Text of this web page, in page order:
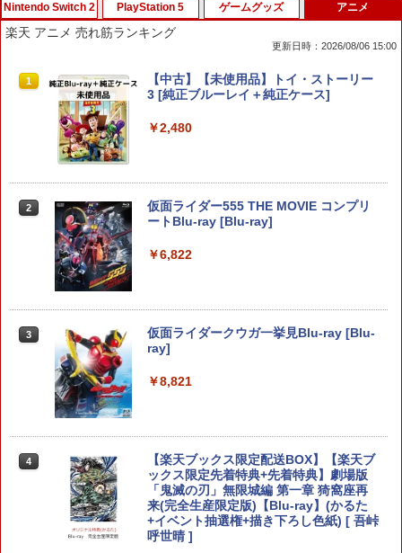
1
スプラトゥーン レイダース|オンライン
コード版
￥5,832
￥6,455
￥55,603
ニンテンドープリペイド番号 9000円|オ
￥9,000
ニンテンドープリペイド番号 5000円|オ
ンラインコード版
1
PlayStation 5 デジタル・エディション
日本語専用 Console Language: Japan
ese only (CFI-2200B01)
￥55,000
￥7,286
￥11,849
【純正品】DualSense ワイヤレスコン
￥10,737
【純正品】DualSense ワイヤレスコン
トローラー(CFI-ZCT2J)
1
Xbox プリペイドカード 10,000円 デジ
タルコード 【旧 Xbox ギフトカード】
￥10,000
ンラインコード]
￥1,000
￥8,300
Xbox プリペイドカード 5,000円 デジタ
￥5,000
【純正品】Xbox ワイヤレス コントロー
ラー (ロボット ホワイト)
1
劇場版「鬼滅の刃」無限城編 第一章 猗
窩座再来 通常版 [Blu-ray]
￥3,964
￥8,589
劇場版「鬼滅の刃」無限城編 第一章 猗
窩座再来 完全生産限定版 [DVD]
Nintendo Switch 2
1
任天堂 【Switch2】スプラトゥーン レイ
ダース [BEE-P-AADLA NSW2 スプラト
2
【特典】Nintendo Switch 2 ファイナル
ファンタジー レゾナンス[スクウェア・
3
【特典】ドラゴンクエストI＆II Switch
2版(40周年スライムアクリルチャーム)
￥6,986
4
＼20%クーポン利用／【Switch1/2代対
応】EasySMX Switch 2 コントローラー
無線接続NFC マクロ編集 繰り返し Swit
ch コントローラー 磁気式交換可能 Easy
SMX S10フェイスプレート スイッチ HD
振動 スリープ解除 プロコン 1200mAh T
MR ジョイスティックゲーム コントロー
PlayStation 5
1
【大容量】SILENT HILL f PS5対応 LIP1
708 互換 バッテリー【PSE基準検品】ワ
ジャパン アストロボット Destiny 2
【SALE・大幅値下げ・新品・未開封
スト投函】 ※特典付属なし ※セール品
【SALE・大幅値下げ・新品・未開封
￥2,900
SONY ソニー PS5 バイオハザード RE:4
ゲームグッズ
1 【中古】とびだせ どうぶつの森
2
【中古】SIMPLE DSシリーズ Vol.30 TH
E テーブルゲーム
￥843
3
NewスーパーマリオブラザーズWii ノコ
ノコエアホッケー
4
Steam Deck OLED / Steam Deck LCD
ブルーライトカット ガラスフィルム 強
化ガラス フィルム 保護フィルム 光沢 全
面保護 硬度 9H 飛散防止 Valve スチーム
デック
￥1,298
アニメ
楽天 アニメ 売れ筋ランキング
更新日時：2026/08/06 15:00
1
【中古】【未使用品】トイ・ストーリー
3 [純正ブルーレイ＋純正ケース]
￥2,480
2
仮面ライダー555 THE MOVIE コンプリ
ートBlu-ray [Blu-ray]
￥6,822
3
仮面ライダークウガ一挙見Blu-ray [Blu-
ray]
￥8,821
4
【楽天ブックス限定配送BOX】【楽天ブ
ックス限定先着特典+先着特典】劇場版
「鬼滅の刃」無限城編 第一章 猗窩座再
来(完全生産限定版)【Blu-ray】(かるた
+イベント抽選権+描き下ろし色紙) [ 吾峠
呼世晴 ]